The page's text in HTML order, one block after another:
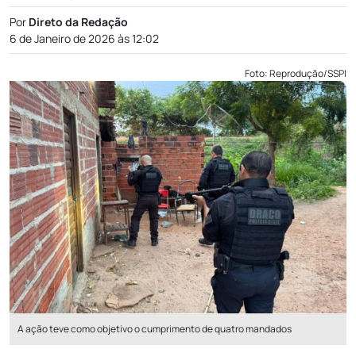
Por Direto da Redação
6 de Janeiro de 2026 às 12:02
Foto: Reprodução/SSPI
A ação teve como objetivo o cumprimento de quatro mandados